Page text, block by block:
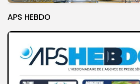
APS HEBDO